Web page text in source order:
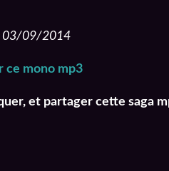
03/09/2014
ce mono mp3
et partager cette saga